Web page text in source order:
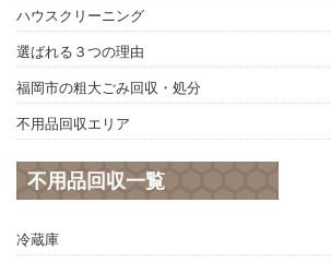
ハウスクリーニング
選ばれる３つの理由
福岡市の粗大ごみ回収・処分
不用品回収エリア
不用品回収一覧
冷蔵庫